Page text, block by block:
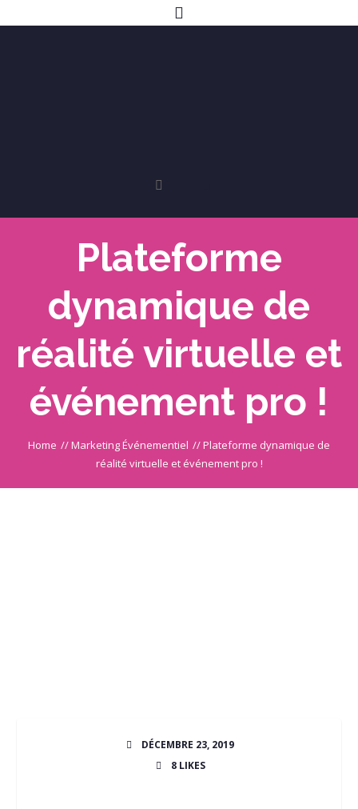
Plateforme
dynamique de
réalité virtuelle et
événement pro !
Home //Marketing Événementiel //Plateforme dynamique de
réalité virtuelle et événement pro !
DÉCEMBRE 23, 2019
8 LIKES